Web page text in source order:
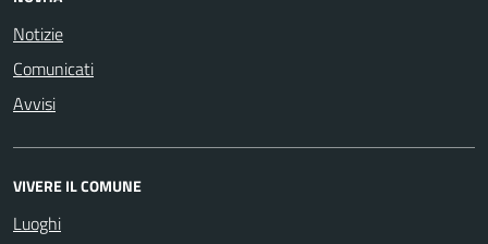
Notizie
Comunicati
Avvisi
VIVERE IL COMUNE
Luoghi